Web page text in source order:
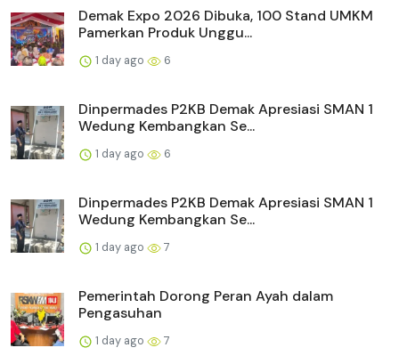
Demak Expo 2026 Dibuka, 100 Stand UMKM
Pamerkan Produk Unggu...
1 day ago 6
Dinpermades P2KB Demak Apresiasi SMAN 1
Wedung Kembangkan Se...
1 day ago 6
Dinpermades P2KB Demak Apresiasi SMAN 1
Wedung Kembangkan Se...
1 day ago 7
Pemerintah Dorong Peran Ayah dalam
Pengasuhan
1 day ago 7